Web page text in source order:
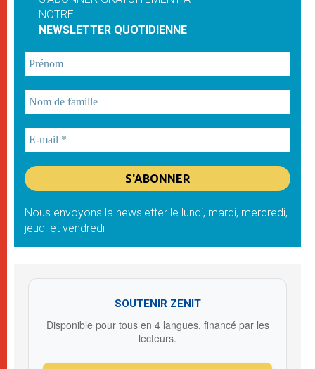
NOTRE
NEWSLETTER QUOTIDIENNE
Nous envoyons la newsletter le lundi, mardi, mercredi,
jeudi et vendredi
SOUTENIR ZENIT
Disponible pour tous en 4 langues, financé par les
lecteurs.